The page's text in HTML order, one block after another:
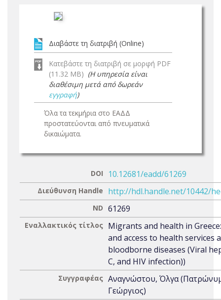
Διαβάστε τη διατριβή (Online)
Κατεβάστε τη διατριβή σε μορφή PDF
(11.32 MB) (Η υπηρεσία είναι
διαθέσιμη μετά από δωρεάν
εγγραφή)
Όλα τα τεκμήρια στο ΕΑΔΔ
προστατεύονται από πνευματικά
δικαιώματα.
DOI 10.12681/eadd/61269
Διεύθυνση Handle http://hdl.handle.net/10442/
ND 61269
Εναλλακτικός τίτλος Migrants and health in
and access to health services
bloodborne diseases (Viral
C, and HIV infection))
Συγγραφέας Αναγνώστου, Όλγα
Γεώργιος)